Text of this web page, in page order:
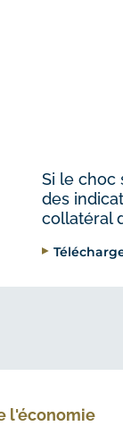
Si le choc
des
collatéral
l'économie